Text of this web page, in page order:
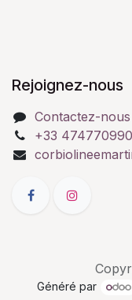
Rejoignez-nous
Contactez-nous
+33 474770990
Généré par